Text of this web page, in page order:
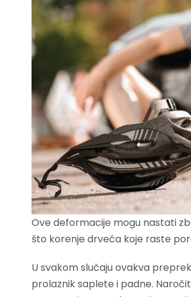
Ove deformacije mogu nastati
što korenje drveća koje raste
U svakom slučaju ovakva
prolaznik saplete i padne.